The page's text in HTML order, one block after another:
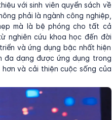
với sinh viên quyển sách về
phải là ngành công nghiệp,
mà là bệ phóng cho tất cả
nghiên cứu khoa học đến đời
và ứng dụng bậc nhất hiện
đa dạng được ứng dụng trong
và cải thiện cuộc sống của